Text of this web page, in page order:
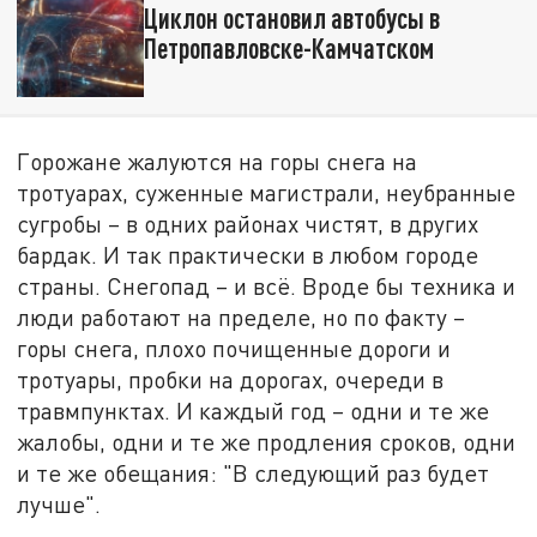
Циклон остановил автобусы в
Петропавловске-Камчатском
Горожане жалуются на горы снега на
тротуарах, суженные магистрали, неубранные
сугробы – в одних районах чистят, в других
бардак. И так практически в любом городе
страны. Снегопад – и всё. Вроде бы техника и
люди работают на пределе, но по факту –
горы снега, плохо почищенные дороги и
тротуары, пробки на дорогах, очереди в
травмпунктах. И каждый год – одни и те же
жалобы, одни и те же продления сроков, одни
и те же обещания: "В следующий раз будет
лучше".